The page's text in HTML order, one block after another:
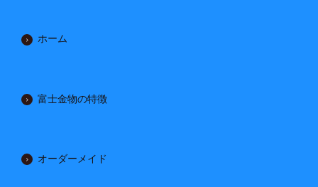
ホーム
富士金物の特徴
オーダーメイド